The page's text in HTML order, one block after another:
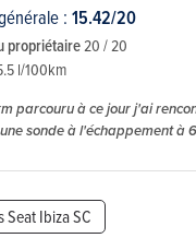
: 15.42/20
propriétaire20 / 20
l/100km
parcouru à ce jour j'ai
sonde à l'échappement à
Seat Ibiza SC